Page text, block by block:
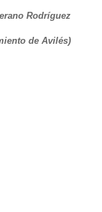
Rodríguez
de Avilés)